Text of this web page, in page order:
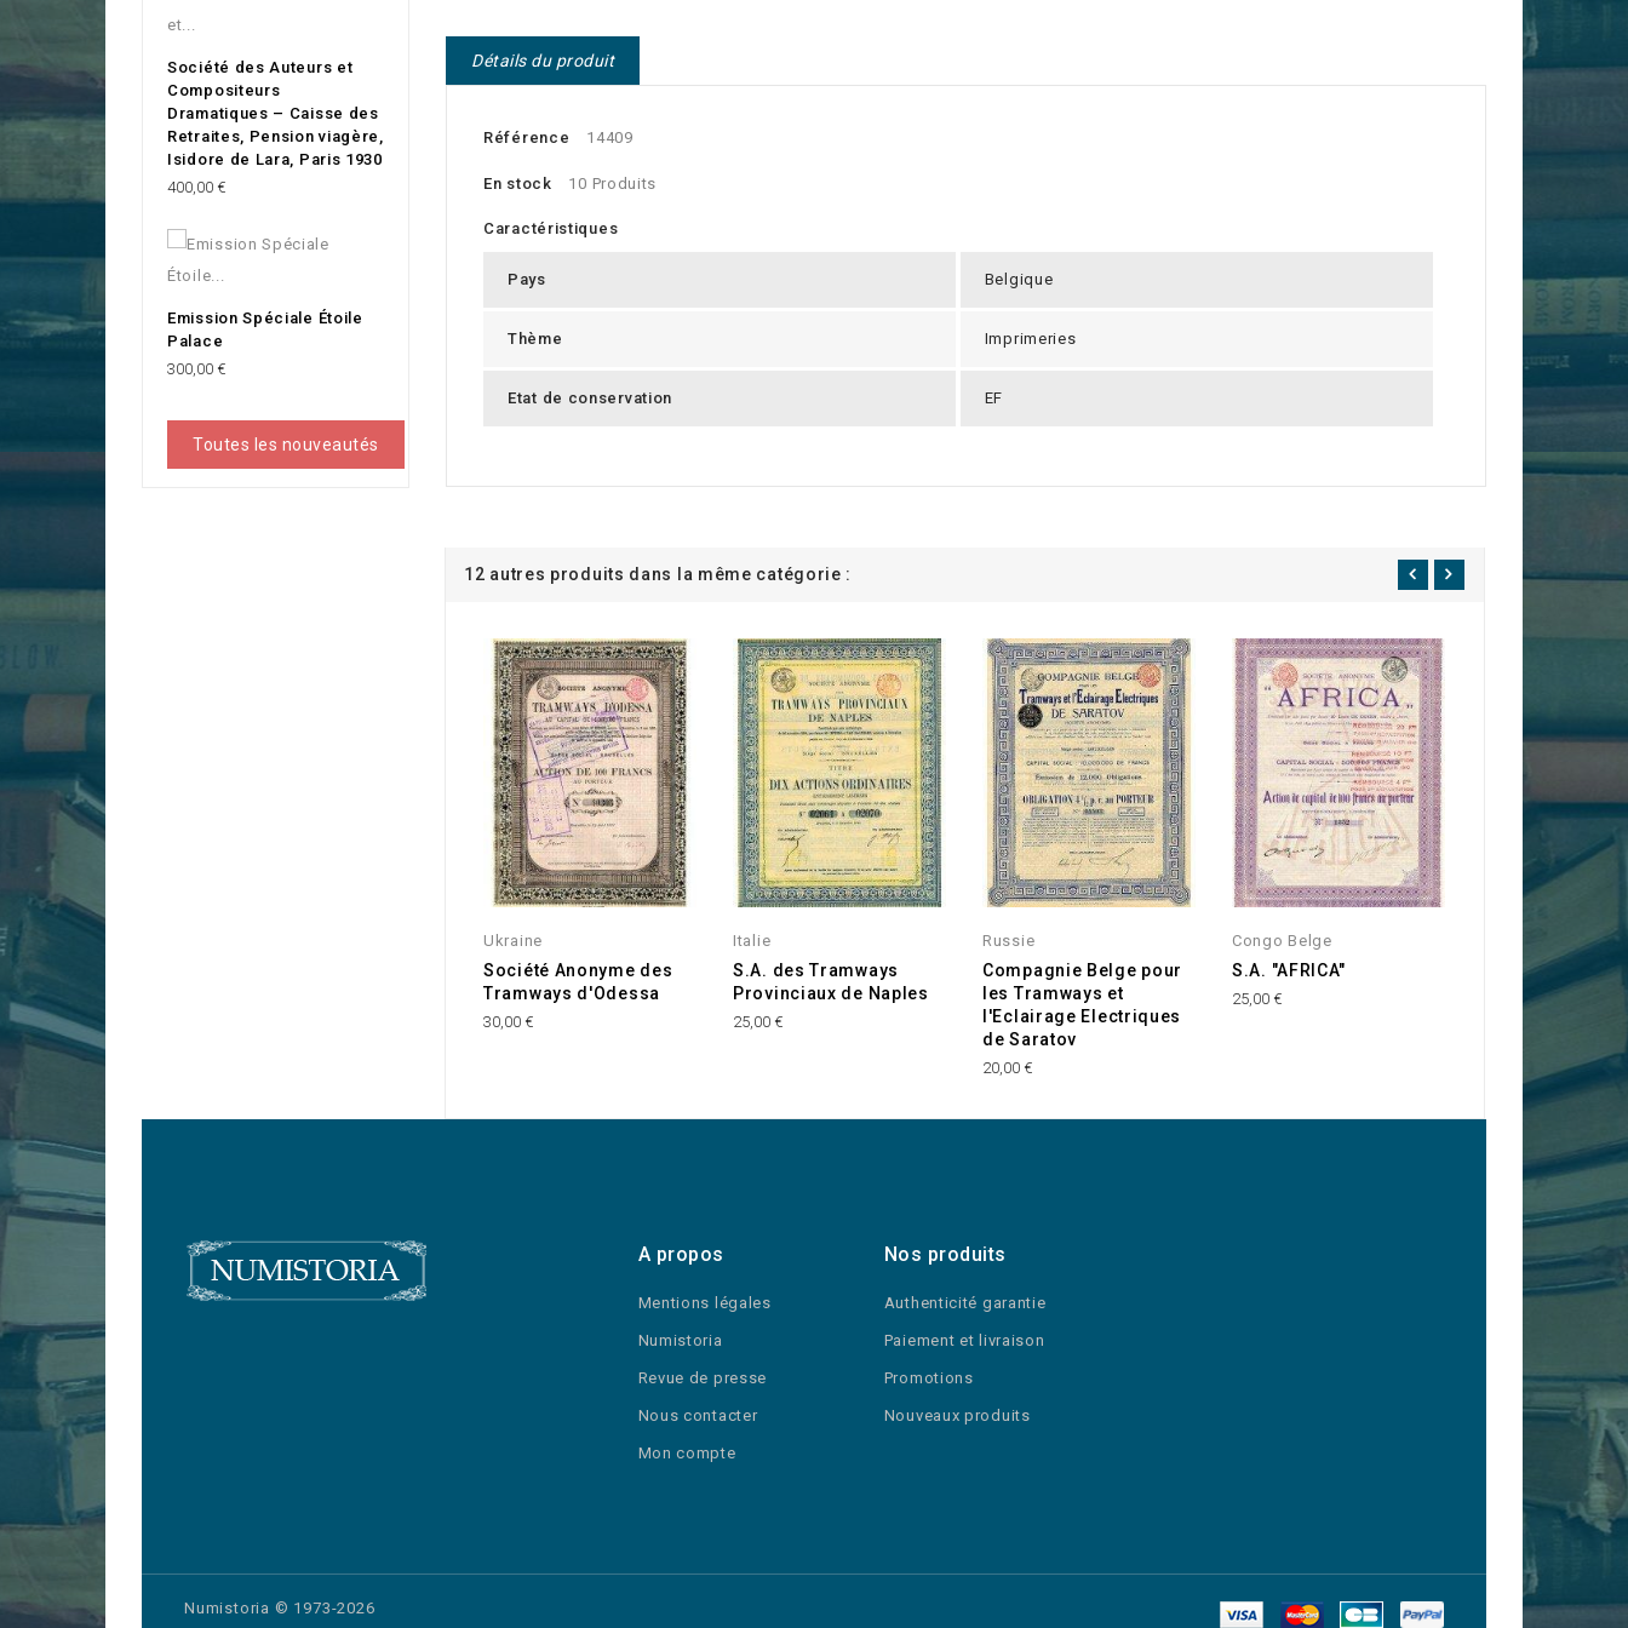
Société des Auteurs et
Compositeurs
Dramatiques – Caisse des
Retraites, Pension viagère,
Isidore de Lara, Paris 1930
Prix
400,00 €
Emission Spéciale Étoile
Palace
Prix
300,00 €
Toutes les nouveautés
Détails du produit
Référence 14409
En stock 10 Produits
Caractéristiques
Pays Belgique
Thème Imprimeries
Etat de conservation EF
12 autres produits dans la même catégorie :
Ukraine
Société Anonyme des
Tramways d'Odessa
30,00 €
Italie
S.A. des Tramways
Provinciaux de Naples
25,00 €
Russie
Compagnie Belge pour
les Tramways et
l'Eclairage Electriques
de Saratov
20,00 €
Congo Belge
S.A. "AFRICA"
25,00 €
Crédit Foncier
Belgique
A propos
Mentions légales
Numistoria
Revue de presse
Nous contacter
Mon compte
Nos produits
Authenticité garantie
Paiement et livraison
Promotions
Nouveaux produits
Numistoria © 1973-2026